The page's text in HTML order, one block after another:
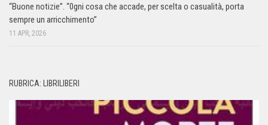
“Buone notizie”. “0gni cosa che accade, per scelta o casualità, porta
sempre un arricchimento”
11 APR, 2026
RUBRICA: LIBRILIBERI